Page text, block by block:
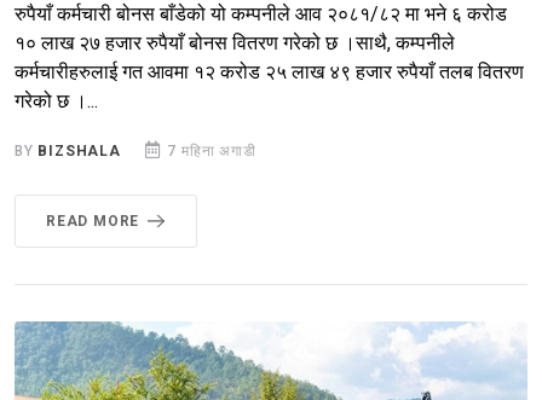
रुपैयाँ कर्मचारी बोनस बाँडेको यो कम्पनीले आव २०८१/८२ मा भने ६ करोड
१० लाख २७ हजार रुपैयाँ बोनस वितरण गरेको छ ।साथै, कम्पनीले
कर्मचारीहरुलाई गत आवमा १२ करोड २५ लाख ४९ हजार रुपैयाँ तलब वितरण
गरेको छ ।...
BY BIZSHALA 7 महिना अगाडी
READ MORE